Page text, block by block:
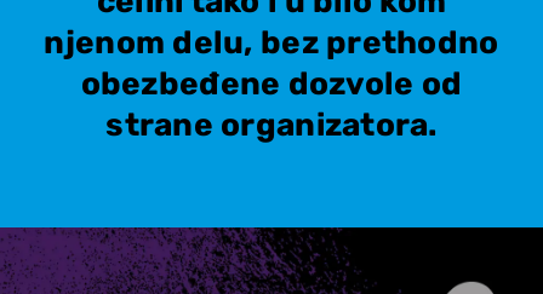
njenom delu, bez prethodno
obezbeđene dozvole od
strane organizatora.